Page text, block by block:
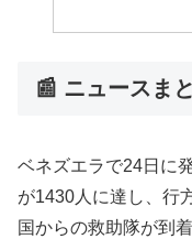
📰 ニュースま
ベネズエラで24日に
が1430人に達し、行
国からの救助隊が到